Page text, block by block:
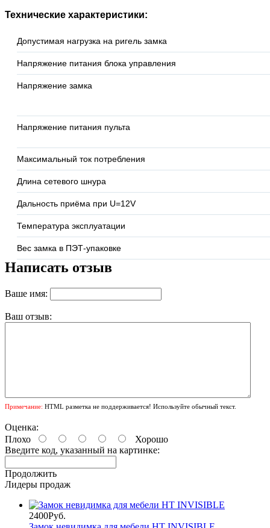
Технические характеристики:
Допустимая нагрузка на ригель замка
Напряжение питания блока управления
Напряжение замка
Напряжение питания пульта
Максимальный ток потребления
Длина сетевого шнура
Дальность приёма при U=12V
Температура эксплуатации
Вес замка в ПЭТ-упаковке
Написать отзыв
Ваше имя:
Ваш отзыв:
Примечание: HTML разметка не поддерживается! Используйте обычный текст.
Оценка:
Плохо
Хорошо
Введите код, указанный на картинке:
Продолжить
Лидеры продаж
2400Руб.